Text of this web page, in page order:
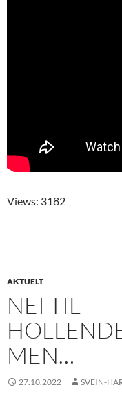
Views: 3182
AKTUELT
NEI TIL
MEN…
27.10.2022 SVEIN-